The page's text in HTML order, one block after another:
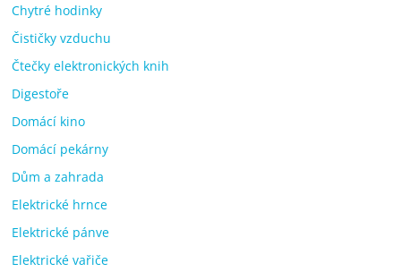
Chytré hodinky
Čističky vzduchu
Čtečky elektronických knih
Digestoře
Domácí kino
Domácí pekárny
Dům a zahrada
Elektrické hrnce
Elektrické pánve
Elektrické vařiče